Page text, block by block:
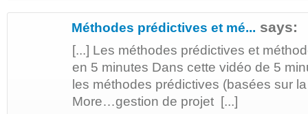
Méthodes prédictives et mé... says:
[...] Les méthodes prédictives et
en 5 minutes Dans cette vidéo de 5
les méthodes prédictives (basées sur
More…gestion de projet [...]